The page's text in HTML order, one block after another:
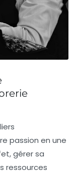
passion en une
gérer sa
ressources